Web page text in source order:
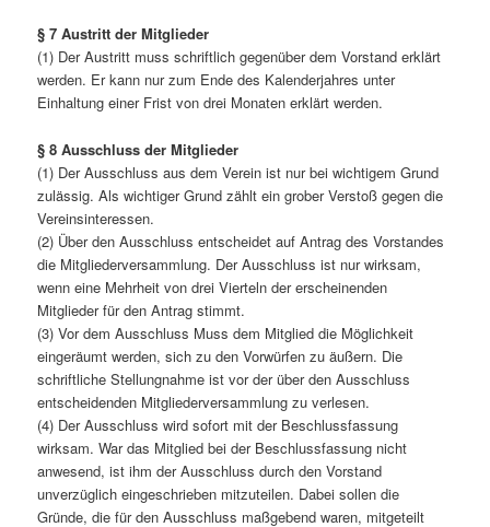
§ 7 Austritt der Mitglieder
(1) Der Austritt muss schriftlich gegenüber dem Vorstand erklärt
werden. Er kann nur zum Ende des Kalenderjahres unter
Einhaltung einer Frist von drei Monaten erklärt werden.
§ 8 Ausschluss der Mitglieder
(1) Der Ausschluss aus dem Verein ist nur bei wichtigem Grund
zulässig. Als wichtiger Grund zählt ein grober Verstoß gegen die
Vereinsinteressen.
(2) Über den Ausschluss entscheidet auf Antrag des Vorstandes
die Mitgliederversammlung. Der Ausschluss ist nur wirksam,
wenn eine Mehrheit von drei Vierteln der erscheinenden
Mitglieder für den Antrag stimmt.
(3) Vor dem Ausschluss Muss dem Mitglied die Möglichkeit
eingeräumt werden, sich zu den Vorwürfen zu äußern. Die
schriftliche Stellungnahme ist vor der über den Ausschluss
entscheidenden Mitgliederversammlung zu verlesen.
(4) Der Ausschluss wird sofort mit der Beschlussfassung
wirksam. War das Mitglied bei der Beschlussfassung nicht
anwesend, ist ihm der Ausschluss durch den Vorstand
unverzüglich eingeschrieben mitzuteilen. Dabei sollen die
Gründe, die für den Ausschluss maßgebend waren, mitgeteilt